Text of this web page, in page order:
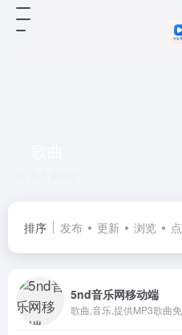
排序 发布 更新 浏览
5nd音乐网移动端